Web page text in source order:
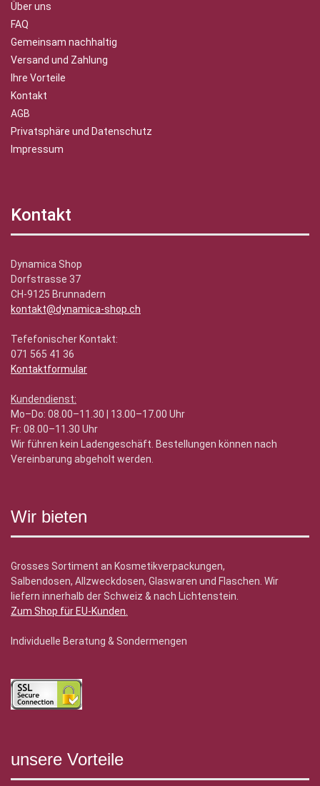
Über uns
FAQ
Gemeinsam nachhaltig
Versand und Zahlung
Ihre Vorteile
Kontakt
AGB
Privatsphäre und Datenschutz
Impressum
Kontakt
Dynamica Shop
Dorfstrasse 37
CH-9125 Brunnadern
kontakt@dynamica-shop.ch
Tefefonischer Kontakt:
071 565 41 36
Kontaktformular
Kundendienst:
Mo–Do: 08.00–11.30 | 13.00–17.00 Uhr
Fr: 08.00–11.30 Uhr
Wir führen kein Ladengeschäft. Bestellungen können nach
Vereinbarung abgeholt werden.
Wir bieten
Grosses Sortiment an Kosmetikverpackungen,
Salbendosen, Allzweckdosen, Glaswaren und Flaschen. Wir
liefern innerhalb der Schweiz & nach Lichtenstein.
Zum Shop für EU-Kunden.
Individuelle Beratung & Sondermengen
unsere Vorteile